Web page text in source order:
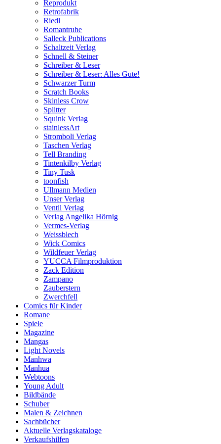
Reprodukt
Retrofabrik
Riedl
Romantruhe
Salleck Publications
Schaltzeit Verlag
Schnell & Steiner
Schreiber & Leser
Schreiber & Leser: Alles Gute!
Schwarzer Turm
Scratch Books
Skinless Crow
Splitter
Squink Verlag
stainlessArt
Stromboli Verlag
Taschen Verlag
Tell Branding
Tintenkilby Verlag
Tiny Tusk
toonfish
Ullmann Medien
Unser Verlag
Ventil Verlag
Verlag Angelika Hörnig
Vermes-Verlag
Weissblech
Wick Comics
Wildfeuer Verlag
YUCCA Filmproduktion
Zack Edition
Zampano
Zauberstern
Zwerchfell
Comics für Kinder
Romane
Spiele
Magazine
Mangas
Light Novels
Manhwa
Manhua
Webtoons
Young Adult
Bildbände
Schuber
Malen & Zeichnen
Sachbücher
Aktuelle Verlagskataloge
Verkaufshilfen